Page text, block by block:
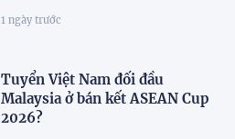
1 ngày trước
Tuyển Việt Nam đối đầu
Malaysia ở bán kết ASEAN Cup
2026?